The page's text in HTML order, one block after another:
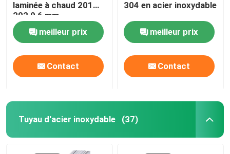
Barre ronde de cuivre
Fil de cuivre massif
laminée à chaud 201
202 0,6 mm
d'épaisseur 2b Plaque
d'acier inoxydable finie
meilleur prix
Contact
304 en acier inoxydable
meilleur prix
Contact
Tuyau d'acier inoxydable (37)